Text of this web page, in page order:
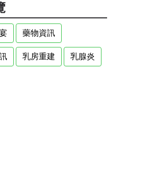
藥物資訊
乳房重建 乳腺炎